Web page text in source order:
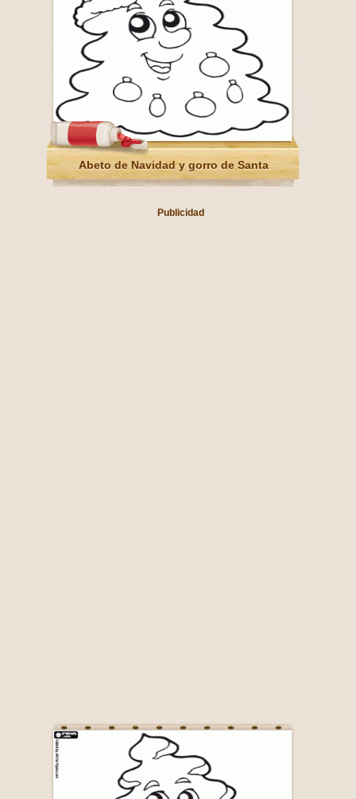
Abeto de Navidad y gorro de Santa
Publicidad